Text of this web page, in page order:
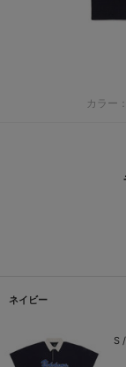
カラー
ネイビー
S /